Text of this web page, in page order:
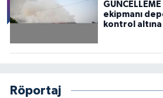
ekipmanı
kontrol altına
Röportaj